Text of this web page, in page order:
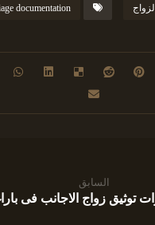
documentation
السابق
توثيق زواج الاجانب فى